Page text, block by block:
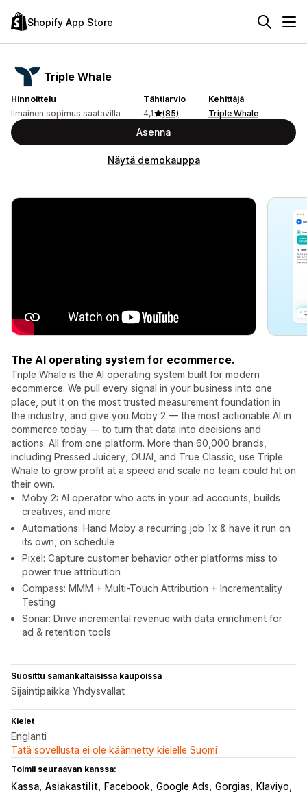
Shopify App Store
Triple Whale
Hinnoittelu
Ilmainen sopimus saatavilla
Tähtiarvio
4,1
(85)
Kehittäjä
Triple Whale
Asenna
Näytä demokauppa
The AI operating system for ecommerce.
Triple Whale is the AI operating system built for modern
ecommerce. We pull every signal in your business into one
place, put it on the most trusted measurement foundation in
the industry, and give you Moby 2 — the most actionable AI in
commerce today — to turn that data into decisions and
actions. All from one platform. More than 60,000 brands,
including Pressed Juicery, OUAI, and True Classic, use Triple
Whale to grow profit at a speed and scale no team could hit on
their own.
Moby 2: AI operator who acts in your ad accounts, builds
creatives, and more
Automations: Hand Moby a recurring job 1x & have it run on
its own, on schedule
Pixel: Capture customer behavior other platforms miss to
power true attribution
Compass: MMM + Multi-Touch Attribution + Incrementality
Testing
Sonar: Drive incremental revenue with data enrichment for
ad & retention tools
Suosittu samankaltaisissa kaupoissa
Sijaintipaikka Yhdysvallat
Kielet
Englanti
Tätä sovellusta ei ole käännetty kielelle Suomi
Toimii seuraavan kanssa:
Kassa Asiakastilit Facebook Google Ads Gorgias
Klaviyo